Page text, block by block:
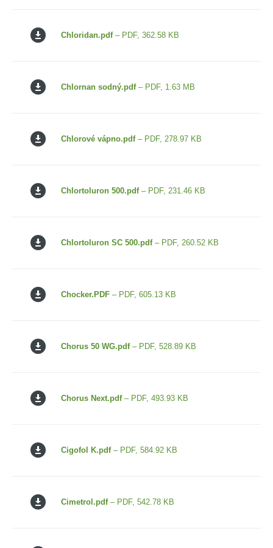
Chloridan.pdf– PDF, 362.58 KB
Chlornan sodný.pdf– PDF, 1.63 MB
Chlorové vápno.pdf– PDF, 278.97 KB
Chlortoluron 500.pdf– PDF, 231.46 KB
Chlortoluron SC 500.pdf– PDF, 260.52 KB
Chocker.PDF – PDF, 605.13 KB
Chorus 50 WG.pdf– PDF, 528.89 KB
Chorus Next.pdf– PDF, 493.93 KB
Cigofol K.pdf– PDF, 584.92 KB
Cimetrol.pdf– PDF, 542.78 KB